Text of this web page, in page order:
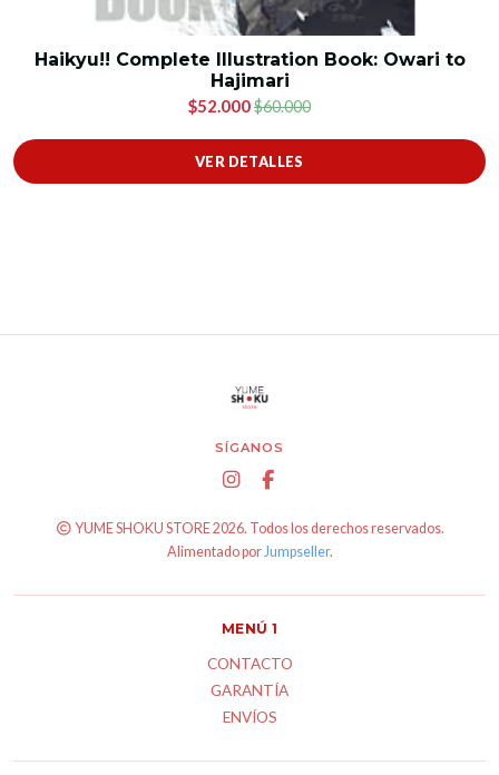
Haikyu!! Complete Illustration Book: Owari to
Hajimari
$52.000$60.000
VER DETALLES
SÍGANOS
YUME SHOKU STORE 2026. Todos los derechos reservados.
Alimentado porJumpseller.
MENÚ 1
CONTACTO
GARANTÍA
ENVÍOS